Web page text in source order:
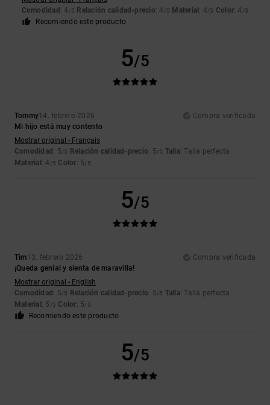
Comodidad : 4 /5 Relación calidad-precio: 4 /5 Material : 4/5 Color: 4 /5
Recomiendo este producto
5/5
Tommy14. febrero 2026
Compra verificada
Mi hijo está muy contento
Mostrar original - Français
Comodidad : 5/5 Relación calidad-precio: 5/5 Talla: Talla perfecta
Material : 4 /5 Color: 5/5
5/5
Tim13. febrero 2026
Compra verificada
¡Queda genial y sienta de maravilla!
Mostrar original - English
Comodidad : 5/5 Relación calidad-precio: 5/5 Talla: Talla perfecta
Material : 5 /5 Color: 5/5
Recomiendo este producto
5/5